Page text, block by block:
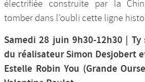
électrifiée construite par la
tomber dans l’oubli cette ligne
Samedi 28 juin 9h30-12h30 | Ty
du réalisateur Simon Desjobert
Estelle Robin You (Grande